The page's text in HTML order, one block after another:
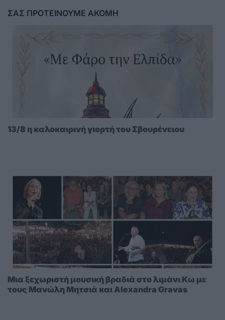
ΣΑΣ ΠΡΟΤΕΙΝΟΥΜΕ ΑΚΟΜΗ
13/8 η καλοκαιρινή γιορτή του Σβουρένειου
Μια ξεχωριστή μουσική βραδιά στο λιμάνι Κω με
τους Μανώλη Μητσιά και Alexandra Gravas